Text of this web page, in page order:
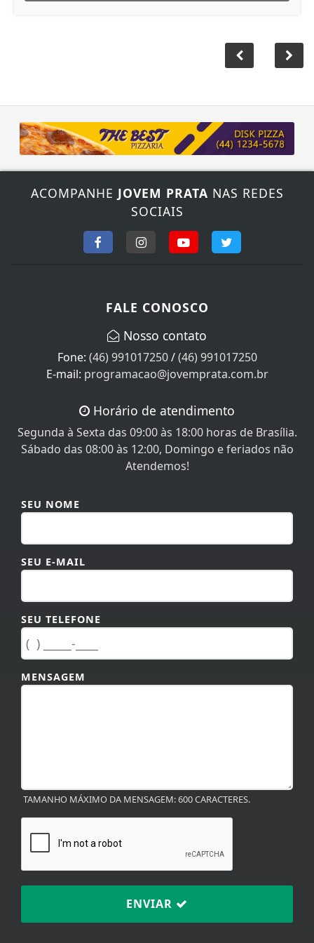
ACOMPANHE JOVEM PRATA NAS REDES
SOCIAIS
FALE CONOSCO
Nosso contato
Fone: (46) 991017250/(46) 991017250
E-mail: programacao@jovemprata.com.br
Horário de atendimento
Segunda à Sexta das 09:00 às 18:00 horas de Brasília.
Sábado das 08:00 às 12:00, Domingo e feriados não
Atendemos!
SEU NOME
SEU E-MAIL
SEU TELEFONE
MENSAGEM
TAMANHO MÁXIMO DA MENSAGEM: 600 CARACTERES.
ENVIAR